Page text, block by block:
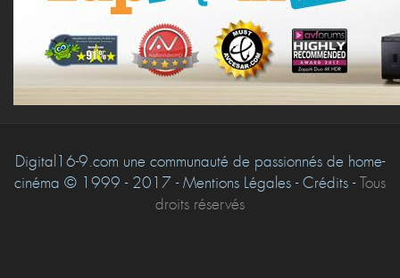
Digital16-9.com une communauté de passionnés de home-
cinéma © 1999 - 2017 - Mentions Légales - Crédits -Tous
droits réservés